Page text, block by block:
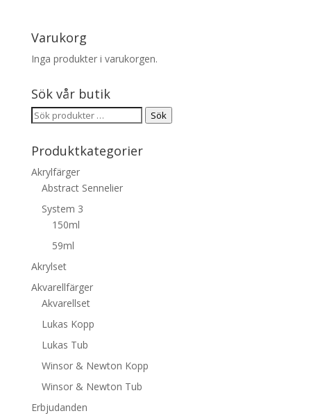
Varukorg
Inga produkter i varukorgen.
Sök vår butik
Sök
Sök
Produktkategorier
Akrylfärger
Abstract Sennelier
System 3
150ml
59ml
Akrylset
Akvarellfärger
Akvarellset
Lukas Kopp
Lukas Tub
Winsor & Newton Kopp
Winsor & Newton Tub
Erbjudanden